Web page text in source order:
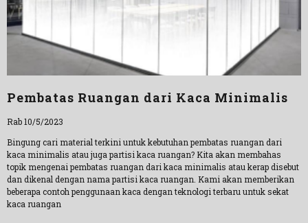
Pembatas Ruangan dari Kaca Minimalis
Rab 10/5/2023
Bingung cari material terkini untuk kebutuhan pembatas ruangan dari
kaca minimalis atau juga partisi kaca ruangan? Kita akan membahas
topik mengenai pembatas ruangan dari kaca minimalis atau kerap disebut
dan dikenal dengan nama partisi kaca ruangan. Kami akan memberikan
beberapa contoh penggunaan kaca dengan teknologi terbaru untuk sekat
kaca ruangan